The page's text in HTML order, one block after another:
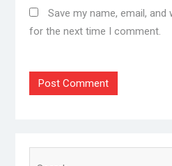
Save my name, email,
for the next time I comment.